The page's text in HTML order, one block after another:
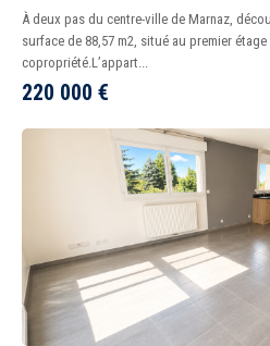
5 km 10 km
À deux pas du centre-ville de Marnaz,
surface de 88,57 m2, situé au premier étage
copropriété.L’appart...
220 000 €